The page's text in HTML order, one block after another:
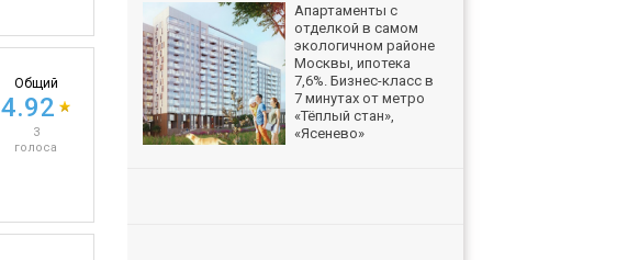
Общий
4.92
3
голоса
Апартаменты с
отделкой в самом
экологичном районе
Москвы, ипотека
7,6%. Бизнес-класс в
7 минутах от метро
«Тёплый стан»,
«Ясенево»